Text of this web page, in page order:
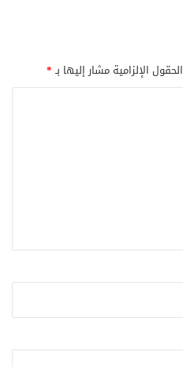
الحقول الإلزامية مشار إليها بـ*